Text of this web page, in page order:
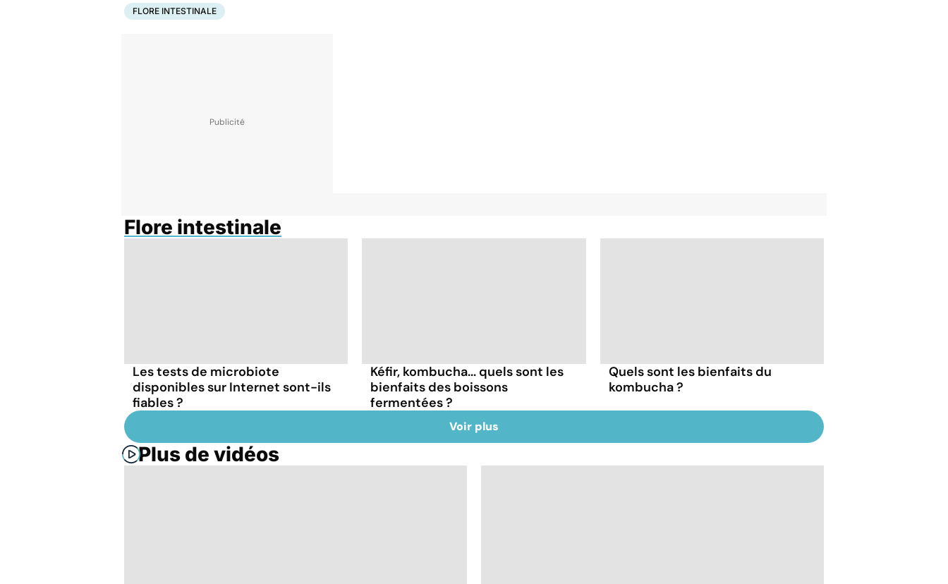
FLORE INTESTINALE
Flore intestinale
Les tests de microbiote
disponibles sur Internet sont-ils
fiables ?
Kéfir, kombucha... quels sont les
bienfaits des boissons
fermentées ?
Quels sont les bienfaits du
kombucha ?
Voir plus
Plus de vidéos